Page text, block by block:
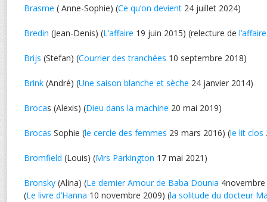
Brasme ( Anne-Sophie) (Ce qu’on devient 24 juillet 2024)
Bredin (Jean-Denis) (L’affaire 19 juin 2015) (relecture de l’affaire
Brijs (Stefan) (Courrier des tranchées 10 septembre 2018)
Brink (André) (Une saison blanche et sèche 24 janvier 2014)
Brocas (Alexis) (Dieu dans la machine 20 mai 2019)
Brocas Sophie (le cercle des femmes 29 mars 2016) (le lit clos
Bromfield (Louis) (Mrs Parkington 17 mai 2021)
Bronsky (Alina) (Le dernier Amour de Baba Dounia
(Le livre d’Hanna 10 novembre 2009) (la solitude du docteur